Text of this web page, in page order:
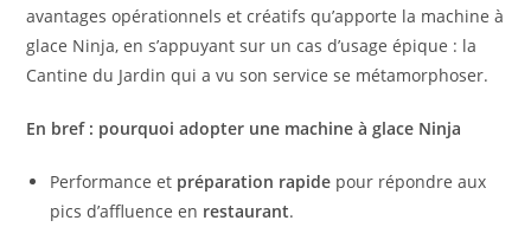
avantages opérationnels et créatifs qu’apporte la machine à
glace Ninja, en s’appuyant sur un cas d’usage épique : la
Cantine du Jardin qui a vu son service se métamorphoser.
En bref : pourquoi adopter une machine à glace Ninja
Performance et préparation rapide pour répondre aux
pics d’affluence en restaurant.